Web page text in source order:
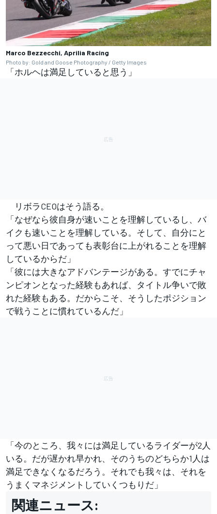
Marco Bezzecchi, Aprilia Racing
Photo by: Gold and Goose Photography / Getty Images
「ホルヘは満足していると思う」
リボラCEOはそう語る。
「なぜなら彼自身が速いことを理解しているし、バ
イクも速いことを理解している。そして、自分にと
って悪い日であっても表彰台に上がれることを理解
しているからだ」
「彼には大きなアドバンテージがある。すでにチャ
ンピオンとなった経験もあれば、タイトル争いで敗
れた経験もある。だからこそ、そうしたポジション
で戦うことに慣れているんだ」
「今のところ、我々には満足しているライダーが2人
いる。だが遅かれ早かれ、そのうちのどちらか1人は
満足できなくなるだろう。それでも我々は、それを
うまくマネジメントしていくつもりだ」
関連ニュース: